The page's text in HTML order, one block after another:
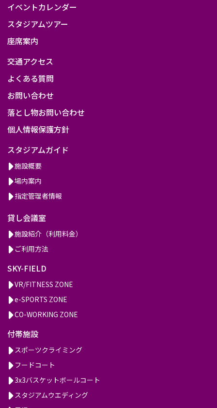
イベントカレンダー
スタジアムツアー
座席案内
交通アクセス
よくある質問
お問い合わせ
落とし物お問い合わせ
個人情報保護方針
スタジアムガイド
施設概要
場内案内
指定管理者情報
貸し会議室
施設紹介（利用料金）
ご利用方法
SKY-FIELD
VR/FITNESS ZONE
e-SPORTS ZONE
CO-WORKING ZONE
付帯施設
スポーツクライミング
フードコート
3x3バスケットボールコート
スタジアムウエディング